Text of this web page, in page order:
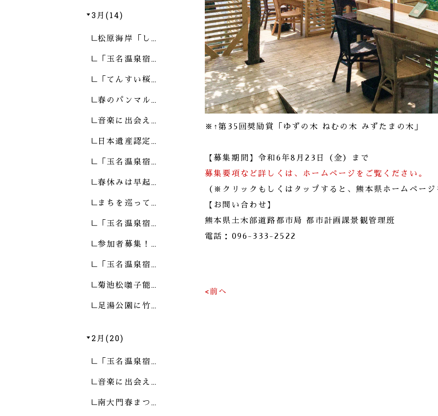
※↑第35回奨励賞「ゆずの木 ねむの木 みずたまの木」
【募集期間】令和6年8月23日（金）まで
募集要項など詳しくは、ホームページをご覧ください。
（※クリックもしくはタップすると、熊本県ホームペー
【お問い合わせ】
熊本県土木部道路都市局 都市計画課景観管理班
電話：096-333-2522
<前へ
3月(14)
松原海岸「し…
「玉名温泉宿…
「てんすい桜…
春のパンマル…
音楽に出会え…
日本遺産認定…
「玉名温泉宿…
春休みは早起…
まちを巡って…
「玉名温泉宿…
参加者募集！…
「玉名温泉宿…
菊池松囃子能…
足湯公園に竹…
2月(20)
「玉名温泉宿…
音楽に出会え…
南大門春まつ…